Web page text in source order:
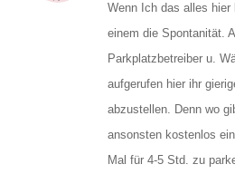
Wenn Ich das alles hier
einem die Spontanität.
Parkplatzbetreiber u.
aufgerufen hier ihr
abzustellen. Denn wo
ansonsten kostenlos
Mal für 4-5 Std. zu